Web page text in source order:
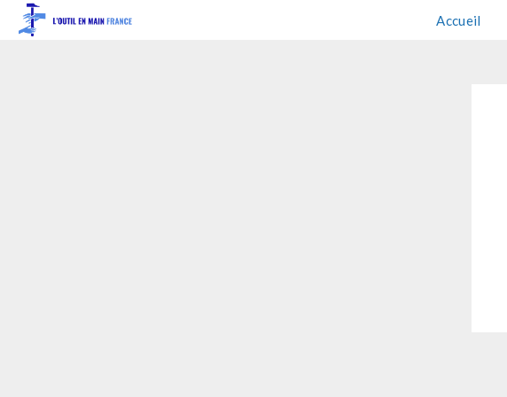
Accueil